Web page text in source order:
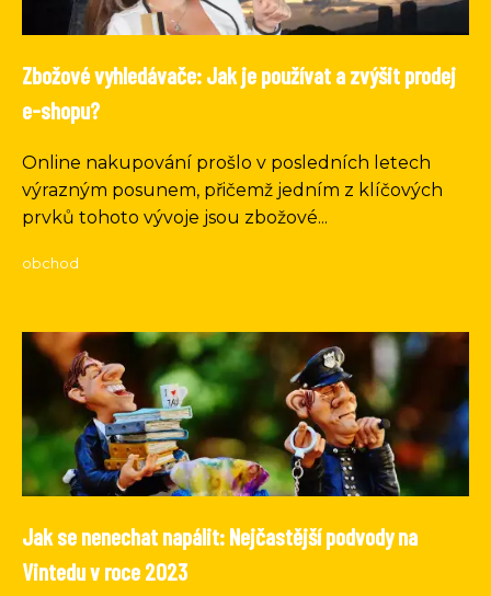
Zbožové vyhledávače: Jak je používat a zvýšit prodej
e-shopu?
Online nakupování prošlo v posledních letech
výrazným posunem, přičemž jedním z klíčových
prvků tohoto vývoje jsou zbožové...
obchod
Jak se nenechat napálit: Nejčastější podvody na
Vintedu v roce 2023